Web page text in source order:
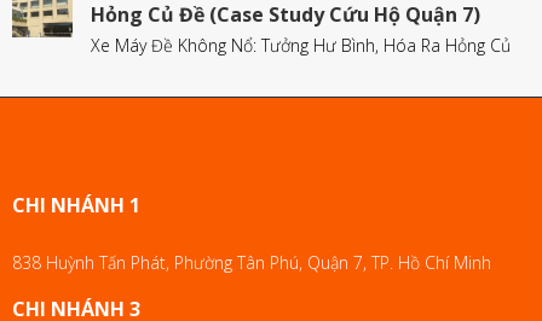
Hỏng Củ Đề (Case Study Cứu Hộ Quận 7)
Xe Máy Đề Không Nổ: Tưởng Hư Bình, Hóa Ra Hỏng Củ
CHI NHÁNH 1
838 Huỳnh Tấn Phát, Phường Tân Phú, Quận 7, TP. Hồ Chí Minh
CHI NHÁNH 3